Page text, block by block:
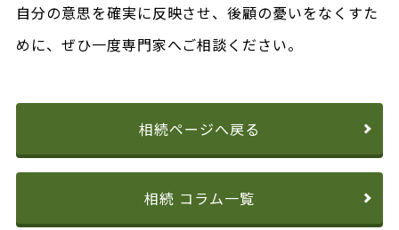
自分の意思を確実に反映させ、後顧の憂いをなくすた
めに、ぜひ一度専門家へご相談ください。
相続ページへ戻る
相続 コラム一覧